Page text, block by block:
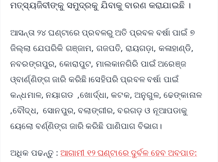
ମତ୍ସ୍ୟଜିବୀଙ୍କୁ ସମୁଦ୍ରକୁ ଯିବାକୁ ବାରଣ କରାଯାଇଛି ।
ଆସନ୍ତା ୨୪ ଘଣ୍ଟାରେ ପ୍ରବଳରୁ ଅତି ପ୍ରବଳ ବର୍ଷା ପାଇଁ ୭
ଜିଲ୍ଲା ଯେପରିକି ଗଞ୍ଜାମ, ଗଜପତି, ରାୟଗଡ଼ା, କଳାହାଣ୍ଡି,
ନବରଙ୍ଗପୁର, କୋରାପୁଟ, ମାଲକାନଗିରି ପାଇଁ ଅରେଞ୍ଜ
ଓ୍ବାର୍ଣ୍ଣିଙ୍ଗ ଜାରି କରିଛି।ସେହିପରି ପ୍ରବଳ ବର୍ଷା ପାଇଁ
କନ୍ଧମାଳ, ନୟାଗଡ ,ଖୋର୍ଦ୍ଧା, କଟକ, ଅନୁଗୁଳ, ଢେଙ୍କାନାଳ
,ବୌଦ୍ଧ, ସୋନପୁର, ବଲାଙ୍ଗୀର, ବରଗଡ଼ ଓ ନୂଆପଡାକୁ
ୟେଲୋ ବର୍ଣ୍ଣିଙ୍ଗ ଜାରି କରିଛି ପାଣିପାଗ ବିଭାଗ।
ଅଧିକ ପଢନ୍ତୁ : ଆଗାମୀ ୧୨ ଘଣ୍ଟାରେ ଦୁର୍ବଳ ହେବ ଅବପାତ: